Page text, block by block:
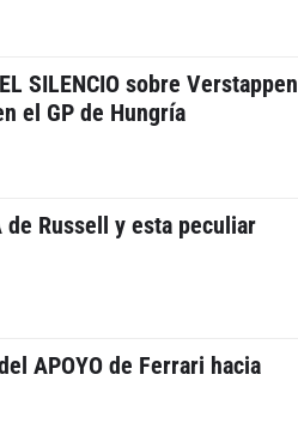
SILENCIO sobre Verstappen
el GP de Hungría
de Russell y esta peculiar
APOYO de Ferrari hacia